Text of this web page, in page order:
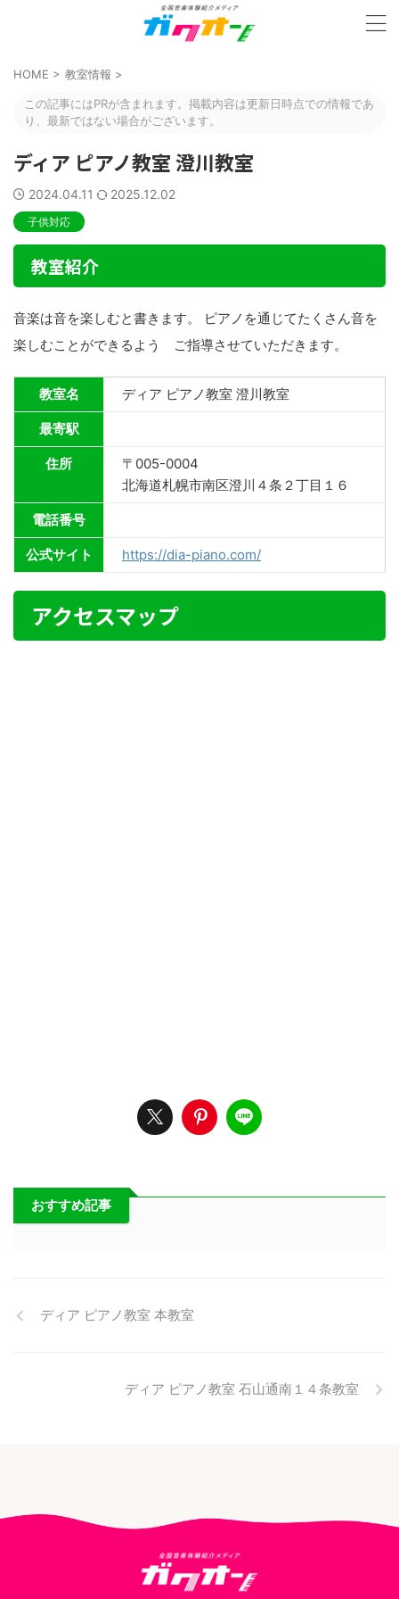
HOME > 教室情報 >
この記事にはPRが含まれます。掲載内容は更新日時点での情報であ
り、最新ではない場合がございます。
ディア ピアノ教室 澄川教室
2024.04.11 2025.12.02
子供対応
教室紹介
音楽は音を楽しむと書きます。 ピアノを通じてたくさん音を
楽しむことができるよう ご指導させていただきます。
教室名 ディア ピアノ教室 澄川教室
最寄駅
住所
〒005-0004
北海道札幌市南区澄川４条２丁目１６
電話番号
公式サイト https://dia-piano.com/
アクセスマップ
おすすめ記事
ディア ピアノ教室 本教室
ディア ピアノ教室 石山通南１４条教室